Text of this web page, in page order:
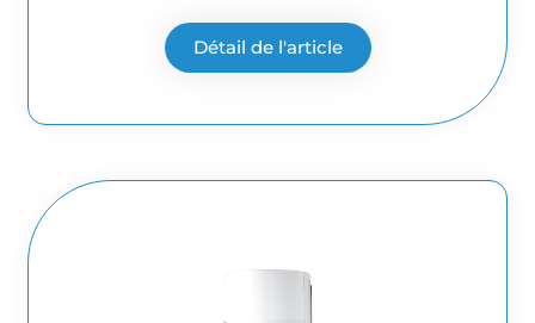
Détail de l'article